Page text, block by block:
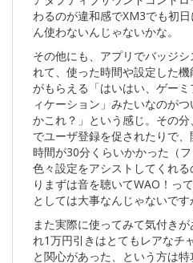
わるのが違和感でXM3でも初
ん使わないんじゃないかな。
その他にも、アプリでバッジ
れて、使った時間や設定した機
がもらえる「はいはい、ゲー
ィケーション」みたいなのが
かこれ？」という感じ。その
でユーザ登録を促されたりで
時間が30分くらいかかった（フ
色々設定をアシストしてくれ
りまずは音を聴いてWAO！っ
としては大事なんじゃないです
また実際に使ってみて気付き
れ1万円引きはとてもレアなチ
と関心があった、という方は